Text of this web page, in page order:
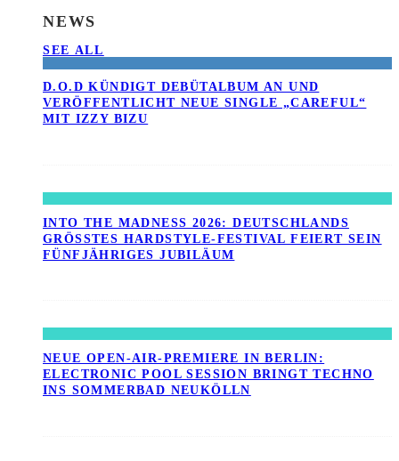
NEWS
SEE ALL
D.O.D KÜNDIGT DEBÜTALBUM AN UND
VERÖFFENTLICHT NEUE SINGLE „CAREFUL“
MIT IZZY BIZU
INTO THE MADNESS 2026: DEUTSCHLANDS
GRÖSSTES HARDSTYLE-FESTIVAL FEIERT SEIN F
ÜNFJÄHRIGES JUBILÄUM
NEUE OPEN-AIR-PREMIERE IN BERLIN:
ELECTRONIC POOL SESSION BRINGT TECHNO
INS SOMMERBAD NEUKÖLLN